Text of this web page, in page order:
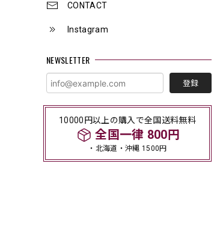
CONTACT
Instagram
NEWSLETTER
登録
10000円以上の購入で全国送料無料
全国一律 800円
・北海道・沖縄 1500円